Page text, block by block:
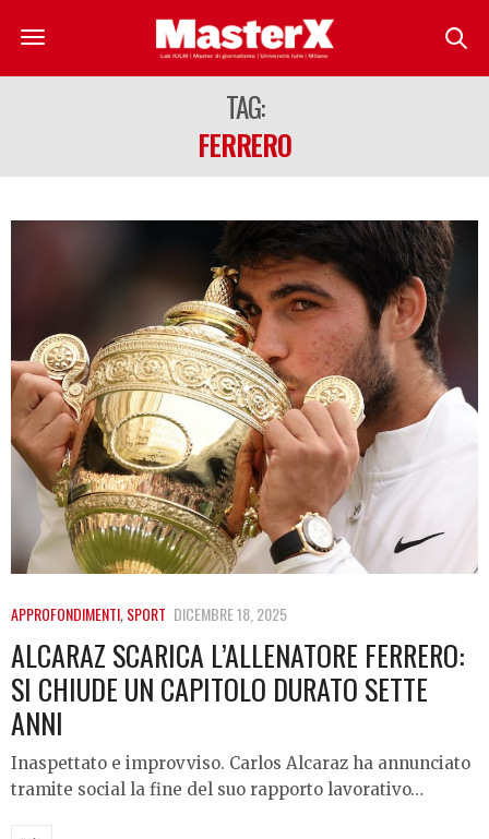
TAG:
FERRERO
APPROFONDIMENTI,SPORT DICEMBRE 18, 2025
ALCARAZ SCARICA L’ALLENATORE FERRERO:
SI CHIUDE UN CAPITOLO DURATO SETTE
ANNI
Inaspettato e improvviso. Carlos Alcaraz ha annunciato
tramite social la fine del suo rapporto lavorativo…